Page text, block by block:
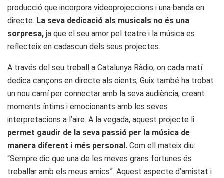
producció que incorpora videoprojeccions i una banda en
directe. La seva dedicació als musicals no és una
sorpresa, ja que el seu amor pel teatre i la música es
reflecteix en cadascun dels seus projectes.
A través del seu treball a Catalunya Ràdio, on cada matí
dedica cançons en directe als oients, Guix també ha trobat
un nou camí per connectar amb la seva audiència, creant
moments íntims i emocionants amb les seves
interpretacions a l’aire. A la vegada, aquest projecte li
permet gaudir de la seva passió per la música de
manera diferent i més personal. Com ell mateix diu:
“Sempre dic que una de les meves grans fortunes és
treballar amb els meus amics”. Aquest aspecte d’amistat i